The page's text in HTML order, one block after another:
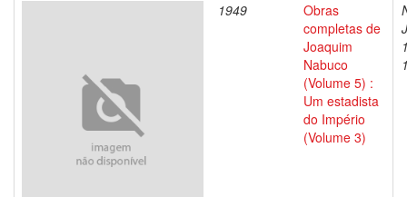
1949
Obras
completas de
Joaquim
Nabuco
(Volume 5) :
Um estadista
do Império
(Volume 3)